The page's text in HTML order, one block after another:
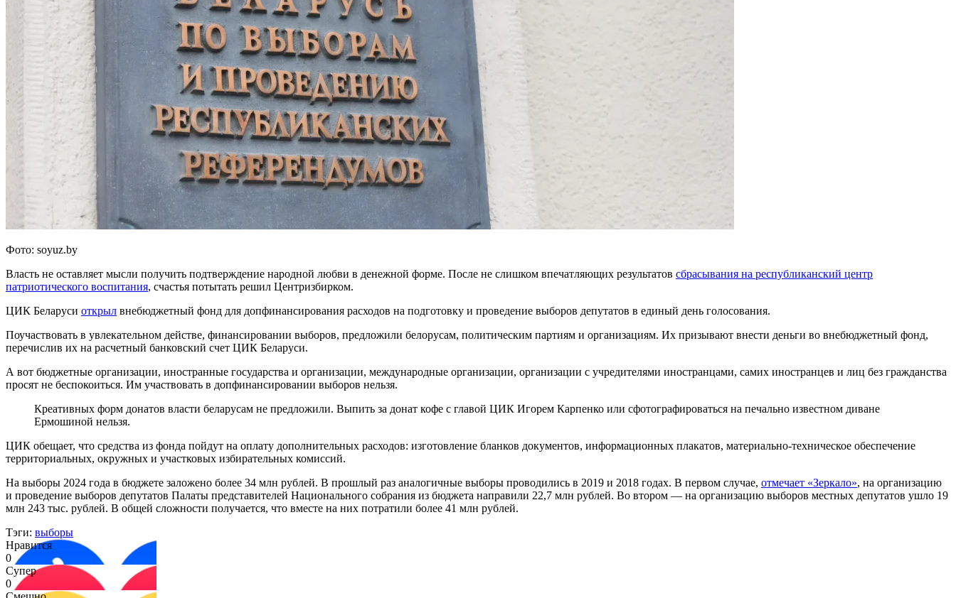
Фото: soyuz.by
Власть не оставляет мысли получить подтверждение народной любви в денежной форме. После не слишком впечатляющих результатов сбрасывания на республиканский центр
патриотического воспитания, счастья потытать решил Центризбирком.
ЦИК Беларуси открыл внебюджетный фонд для допфинансирования расходов на подготовку и проведение выборов депутатов в единый день голосования.
Поучаствовать в увлекательном действе, финансировании выборов, предложили белорусам, политическим партиям и организациям. Их призывают внести деньги во внебюджетный фонд,
перечислив их на расчетный банковский счет ЦИК Беларуси.
А вот бюджетные организации, иностранные государства и организации, международные организации, организации с учредителями иностранцами, самих иностранцев и лиц без гражданства
просят не беспокоиться. Им участвовать в допфинансировании выборов нельзя.
Креативных форм донатов власти беларусам не предложили. Выпить за донат кофе с главой ЦИК Игорем Карпенко или сфотографироваться на печально известном диване
Ермошиной нельзя.
ЦИК обещает, что средства из фонда пойдут на оплату дополнительных расходов: изготовление бланков документов, информационных плакатов, материально-техническое обеспечение
территориальных, окружных и участковых избирательных комиссий.
На выборы 2024 года в бюджете заложено более 34 млн рублей. В прошлый раз аналогичные выборы проводились в 2019 и 2018 годах. В первом случае, отмечает «Зеркало», на организацию
и проведение выборов депутатов Палаты представителей Национального собрания из бюджета направили 22,7 млн рублей. Во втором — на организацию выборов местных депутатов ушло 19
млн 243 тыс. рублей. В общей сложности получается, что вместе на них потратили более 41 млн рублей.
Тэги: выборы
Нравится
0
Супер
0